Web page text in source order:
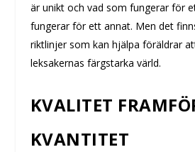
är unikt och vad som fungerar för
fungerar för ett annat. Men det
riktlinjer som kan hjälpa föräldrar
leksakernas färgstarka värld.
KVALITET
KVANTITET